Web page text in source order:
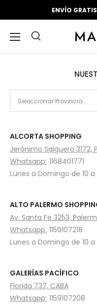
ENVÍO
Seleccionar Provincia
ALCORTA SHOPPING
Jerónimo Salguero 3172,
Whatsapp: 1168401771
Lunes a Domingo de 10 a
ALTO PALERMO
Av. Santa Fe 3253,
Whatsapp: 1159107218
Lunes a Domingo de 10 a
GALERÍAS PACÍFICO
Florida 737, CABA
Whatsapp: 1159107208